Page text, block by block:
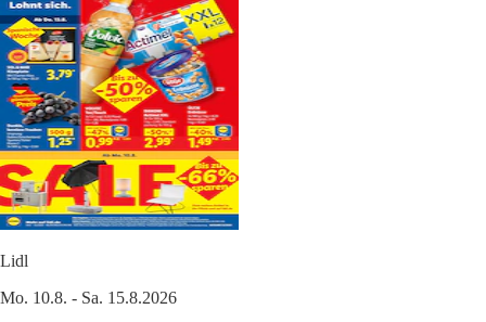
Lidl
Mo. 10.8. - Sa. 15.8.2026